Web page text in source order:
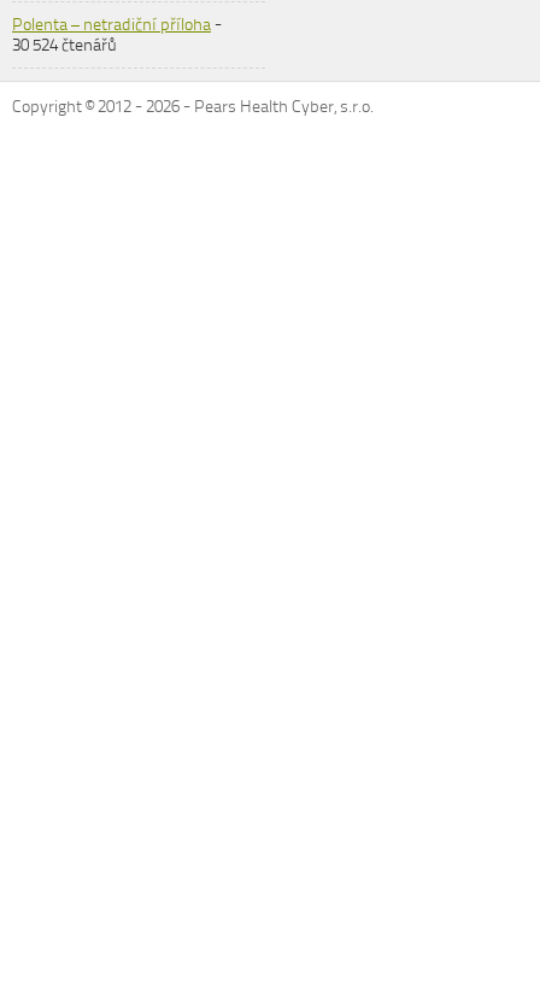
Polenta – netradiční příloha-
30 524 čtenářů
Copyright © 2012 -2026 - Pears Health Cyber, s.r.o.